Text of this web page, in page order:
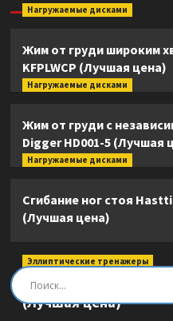
Нагружаемые дисками
Жим от груди широким
KFPLWCP (Лучшая цена)
Нагружаемые дисками
Жим от груди с
Digger HD001-5 (Лучшая
Нагружаемые дисками
Сгибание ног стоя
(Лучшая цена)
Эллиптические тренажеры
Эллиптический
(Лучшая цена)